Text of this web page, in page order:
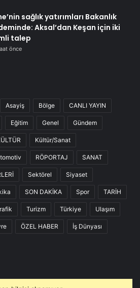
sağlık yatırımları Bakanlık
Aksal’dan Keşan için iki
talep
önce
Asayiş Bölge CANLI YAYIN
Eğitim Genel Gündem
Kültür/Sanat
RÖPORTAJ SANAT
Sektörel Siyaset
SON DAKİKA Spor TARİH
Turizm Türkiye Ulaşım
ÖZEL HABER İş Dünyası